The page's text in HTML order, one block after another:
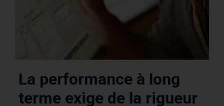
La performance à long
terme exige de la rigueur